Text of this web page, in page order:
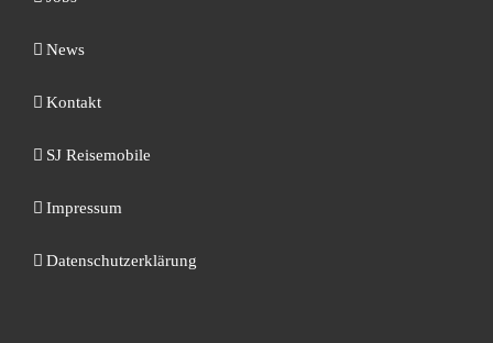
News
Kontakt
SJ Reisemobile
Impressum
Datenschutzerklärung